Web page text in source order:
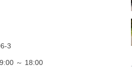
3
～ 18:00